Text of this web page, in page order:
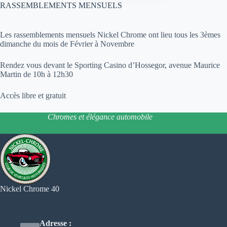
RASSEMBLEMENTS MENSUELS
Les rassemblements mensuels Nickel Chrome ont lieu tous les 3èmes
dimanche du mois de Février à Novembre
Rendez vous devant le Sporting Casino d’Hossegor, avenue Maurice
Martin de 10h à 12h30
Accès libre et gratuit
Chromes et élégance automobile
Nickel Chrome 40
Adresse :